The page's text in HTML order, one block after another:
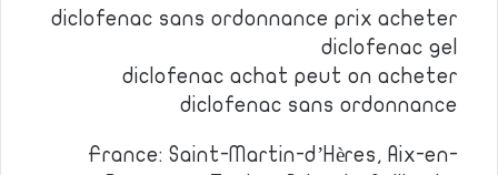
diclofenac sans ordonnance prix acheter
diclofenac gel
diclofenac achat peut on acheter
diclofenac sans ordonnance
France: Saint-Martin-d’Hères, Aix-en-